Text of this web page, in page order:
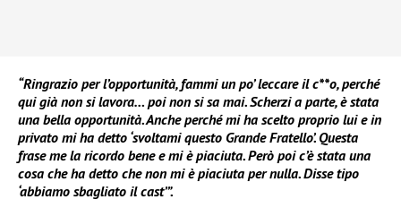
“Ringrazio per l’opportunità, fammi un po’ leccare il c**o, perché
qui già non si lavora… poi non si sa mai. Scherzi a parte, è stata
una bella opportunità. Anche perché mi ha scelto proprio lui e in
privato mi ha detto ‘svoltami questo Grande Fratello’. Questa
frase me la ricordo bene e mi è piaciuta. Però poi c’è stata una
cosa che ha detto che non mi è piaciuta per nulla. Disse tipo
‘abbiamo sbagliato il cast’”.